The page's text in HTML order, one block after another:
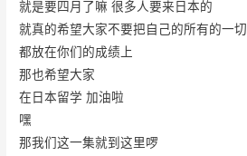
就是要四月了嘛 很多人要来日本的
就真的希望大家不要把自己的所有的一切
都放在你们的成绩上
那也希望大家
在日本留学 加油啦
嘿
那我们这一集就到这里啰